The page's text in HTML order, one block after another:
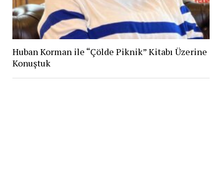
Huban Korman ile “Çölde Piknik” Kitabı Üzerine
Konuştuk